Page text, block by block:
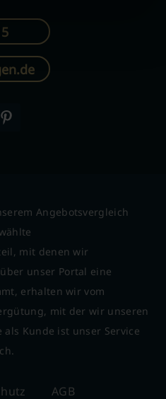
Angebotsvergleich
mit denen wir
unser Portal eine
erhalten wir vom
mit der wir unseren
als Kunde ist unser Service
AGB